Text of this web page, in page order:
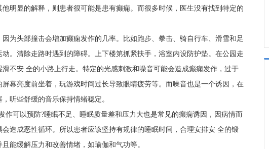
明显的解释，则患者很可能是患有癫痫。而很多时候，医生没有找到特定的
为头部撞击会增加癫痫发作的几率。比如跑步、拳击、骑自行车、滑雪和足
。清除走路时遇到的障碍。上下楼第抓紧扶手，浴室内设防护垫。在公园走
不安 全的小路上行走。特定的光感刺激和噪音可能会造成癫痫发作，过于
幕亮度前坐着，玩游戏时间过长导致眼睛疲劳等。而噪音也是一个诱因，在
听些舒缓的音乐保持情绪稳定。
作可以预防?睡眠不足、睡眠质量差和压力大也是常见的癫痫诱因，因病情而
造成恶性循环。所以患者应该坚持有规律的睡眠时间，合理安排安 全的锻
能缓解压力和改善情绪，如瑜伽和气功等。